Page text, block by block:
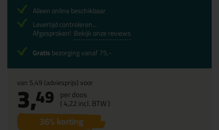
van5,49(adviesprijs) voor
3,49 per doos
(4,22incl. BTW )
36% korting
Alleen online beschikbaar
Levertijd controleren...
Afgesproken! Bekijk onze reviews
Gratisbezorging vanaf 75,-